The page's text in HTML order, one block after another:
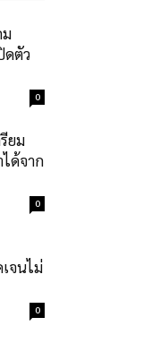
ม
ดตัว
0
ยม
ด้จาก
0
จนไม่
0